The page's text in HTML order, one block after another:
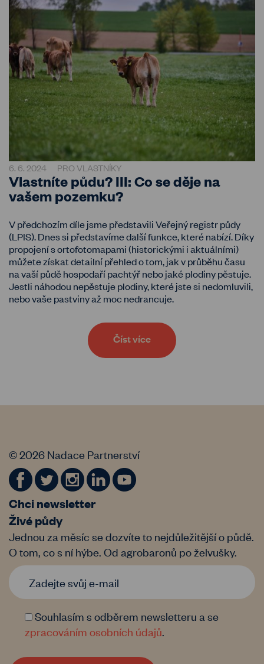
6. 6. 2024 PRO VLASTNÍKY
Vlastníte půdu? III: Co se děje na
vašem pozemku?
V předchozím díle jsme představili Veřejný registr půdy
(LPIS). Dnes si představíme další funkce, které nabízí. Díky
propojení s ortofotomapami (historickými i aktuálními)
můžete získat detailní přehled o tom, jak v průběhu času
na vaší půdě hospodaří pachtýř nebo jaké plodiny pěstuje.
Jestli náhodou nepěstuje plodiny, které jste si nedomluvili,
nebo vaše pastviny až moc nedrancuje.
Číst více
© 2026 Nadace Partnerství
Chci newsletter
Živé půdy
Jednou za měsíc se dozvíte to nejdůležitější o půdě.
O tom, co s ní hýbe. Od agrobaronů po želvušky.
Souhlasím s odběrem newsletteru a se
zpracováním osobních údajů.